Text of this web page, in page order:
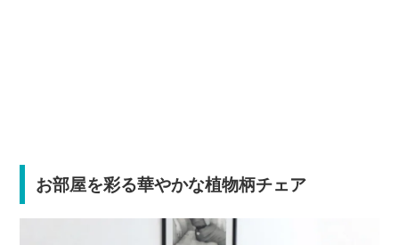
お部屋を彩る華やかな植物柄チェア